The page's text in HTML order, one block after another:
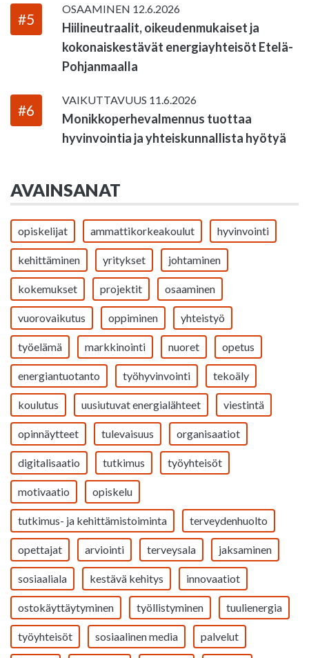
#5
OSAAMINEN 12.6.2026
Hiilineutraalit, oikeudenmukaiset ja
kokonaiskestävät energiayhteisöt Etelä-
Pohjanmaalla
#6
VAIKUTTAVUUS 11.6.2026
Monikkoperhevalmennus tuottaa
hyvinvointia ja yhteiskunnallista hyötyä
AVAINSANAT
opiskelijat ammattikorkeakoulut hyvinvointi
kehittäminen yritykset johtaminen
kokemukset projektit osaaminen
vuorovaikutus oppiminen yhteistyö
työelämä markkinointi nuoret opetus
energiantuotanto työhyvinvointi tekoäly
koulutus uusiutuvat energialähteet viestintä
opinnäytteet tulevaisuus organisaatiot
digitalisaatio tutkimus työyhteisöt
motivaatio opiskelu
tutkimus- ja kehittämistoiminta terveydenhuolto
opettajat arviointi terveysala jaksaminen
sosiaaliala kestävä kehitys innovaatiot
ostokäyttäytyminen työllistyminen tuulienergia
työyhteisöt sosiaalinen media palvelut